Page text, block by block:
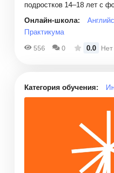
подростков 14–18 лет с
Онлайн-школа:
Практикума
556 0 0.0 Нет
Категория обучения: